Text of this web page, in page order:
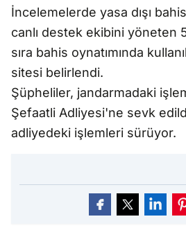
İncelemelerde yasa dışı
canlı destek ekibini yöneten
sıra bahis oynatımında
sitesi belirlendi.
Şüpheliler, jandarmadaki
Şefaatli Adliyesi'ne sevk
adliyedeki işlemleri sürüyor.